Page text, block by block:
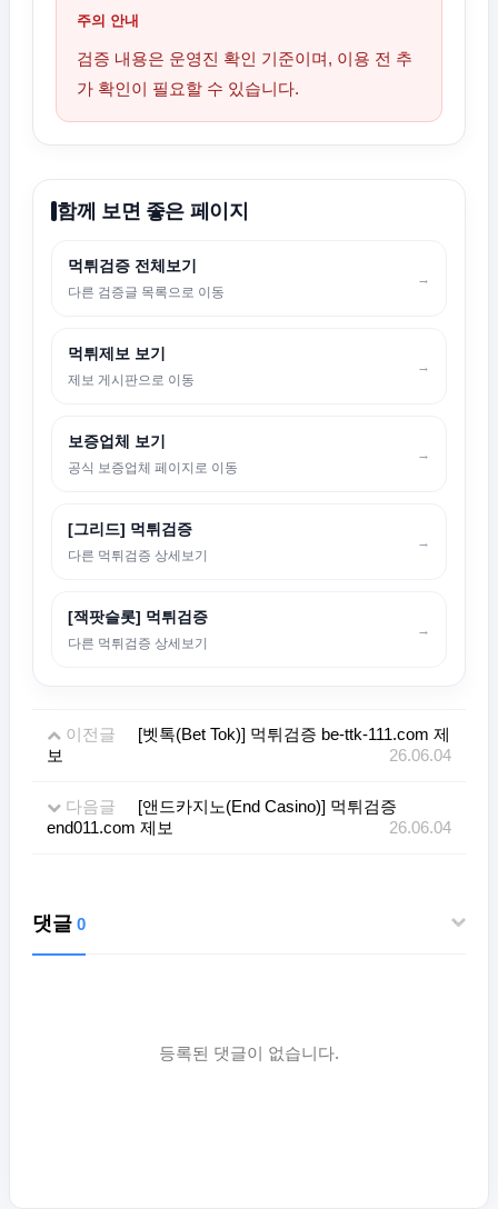
주의 안내
검증 내용은 운영진 확인 기준이며, 이용 전 추
가 확인이 필요할 수 있습니다.
함께 보면 좋은 페이지
먹튀검증 전체보기
다른 검증글 목록으로 이동
→
먹튀제보 보기
제보 게시판으로 이동
→
보증업체 보기
공식 보증업체 페이지로 이동
→
[그리드] 먹튀검증
다른 먹튀검증 상세보기
→
[잭팟슬롯] 먹튀검증
다른 먹튀검증 상세보기
→
이전글
[벳톡(Bet Tok)] 먹튀검증 be-ttk-111.com 제
보
26.06.04
다음글
[앤드카지노(End Casino)] 먹튀검증
end011.com 제보
26.06.04
댓글 0
등록된 댓글이 없습니다.